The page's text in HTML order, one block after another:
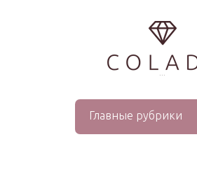
Главные рубрики